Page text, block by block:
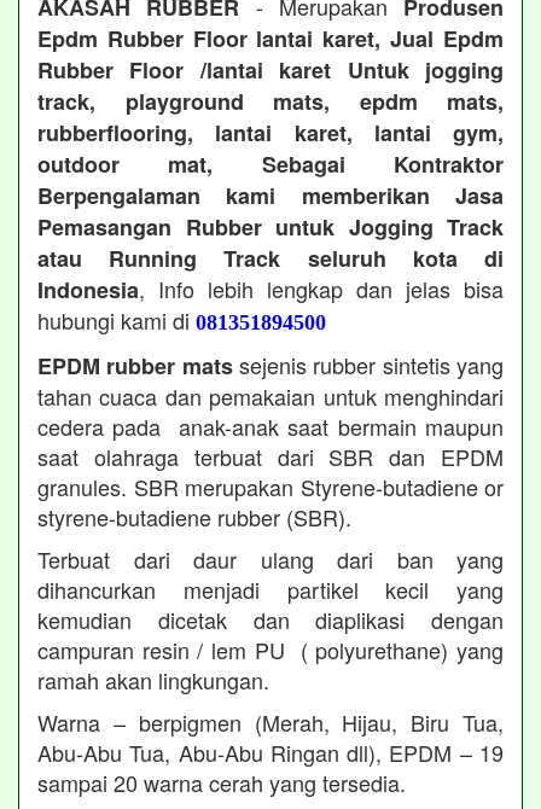
AKASAH RUBBER - Merupakan Produsen
Epdm Rubber Floor lantai karet, Jual Epdm
Rubber Floor /lantai karet Untuk jogging
track, playground mats, epdm mats,
rubberflooring, lantai karet, lantai gym,
outdoor mat, Sebagai Kontraktor
Berpengalaman kami memberikan Jasa
Pemasangan Rubber untuk Jogging Track
atau Running Track seluruh kota di
Indonesia, Info lebih lengkap dan jelas bisa
hubungi kami di 081351894500
EPDM rubber matssejenis rubber sintetis yang
tahan cuaca dan pemakaian untuk menghindari
cedera pada anak-anak saat bermain maupun
saat olahraga terbuat dari SBR dan EPDM
granules. SBR merupakan Styrene-butadiene or
styrene-butadiene rubber (SBR).
Terbuat dari daur ulang dari ban yang
dihancurkan menjadi partikel kecil yang
kemudian dicetak dan diaplikasi dengan
campuran resin / lem PU ( polyurethane) yang
ramah akan lingkungan.
Warna – berpigmen (Merah, Hijau, Biru Tua,
Abu-Abu Tua, Abu-Abu Ringan dll), EPDM – 19
sampai 20 warna cerah yang tersedia.